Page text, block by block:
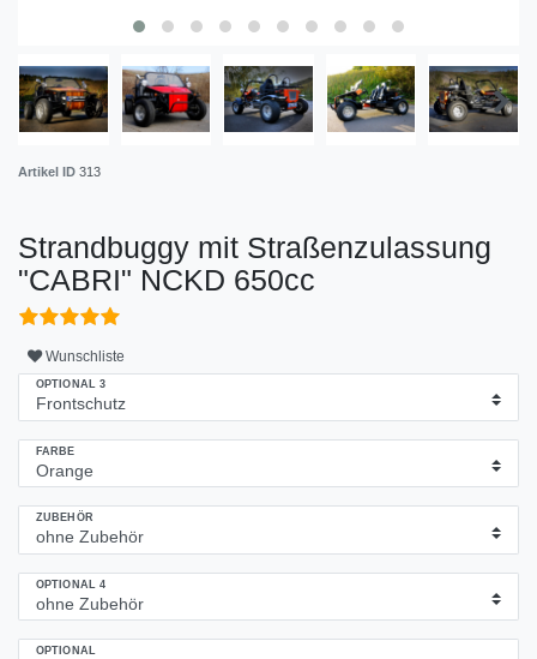
Artikel ID 313
Strandbuggy mit Straßenzulassung
"CABRI" NCKD 650cc
Wunschliste
OPTIONAL 3
FARBE
ZUBEHÖR
OPTIONAL 4
OPTIONAL